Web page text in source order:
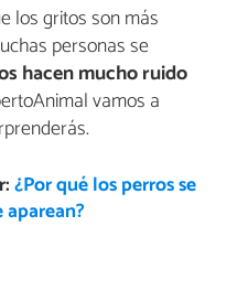
los gritos son más
personas se
hacen mucho ruido
vamos a
¿Por qué los perros se